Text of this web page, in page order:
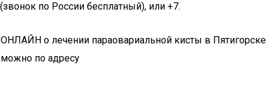
(звонок по России бесплатный), или +7.
ОНЛАЙН о лечении параовариальной кисты в Пятигорске
можно по адресу